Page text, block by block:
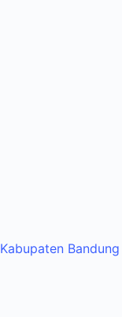
Kabupaten